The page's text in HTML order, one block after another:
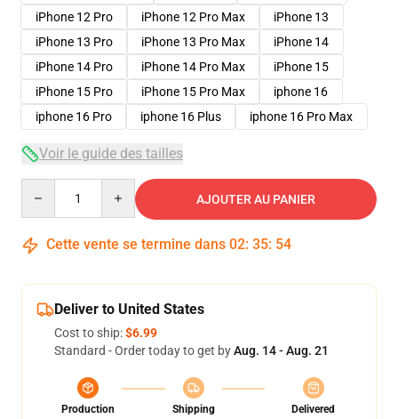
iPhone 12 Pro
iPhone 12 Pro Max
iPhone 13
iPhone 13 Pro
iPhone 13 Pro Max
iPhone 14
iPhone 14 Pro
iPhone 14 Pro Max
iPhone 15
iPhone 15 Pro
iPhone 15 Pro Max
iphone 16
iphone 16 Pro
iphone 16 Plus iphone 16 Pro Max
Voir le guide des tailles
AJOUTER AU PANIER
Cette vente se termine dans 02: 35: 54
Deliver to United States
Cost to ship:$6.99
Standard - Order today to get byAug. 14 - Aug. 21
Production
Shipping
Delivered